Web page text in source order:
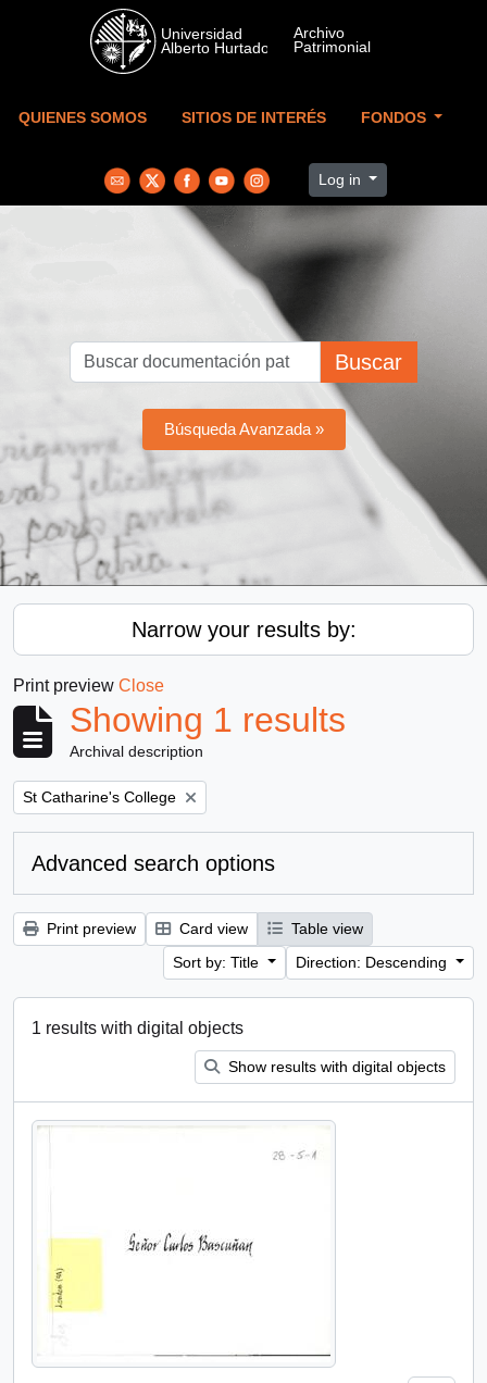
Skip to main content
QUIENES SOMOS SITIOS DE INTERÉS FONDOS
Log in
Buscar
Búsqueda Avanzada »
Narrow your results by:
Print preview Close
Showing 1 results
Archival description
Remove filter:
St Catharine's College
Advanced search options
Print preview Card view
Table view
Sort by: Title
Direction: Descending
1 results with digital objects
Show results with digital objects